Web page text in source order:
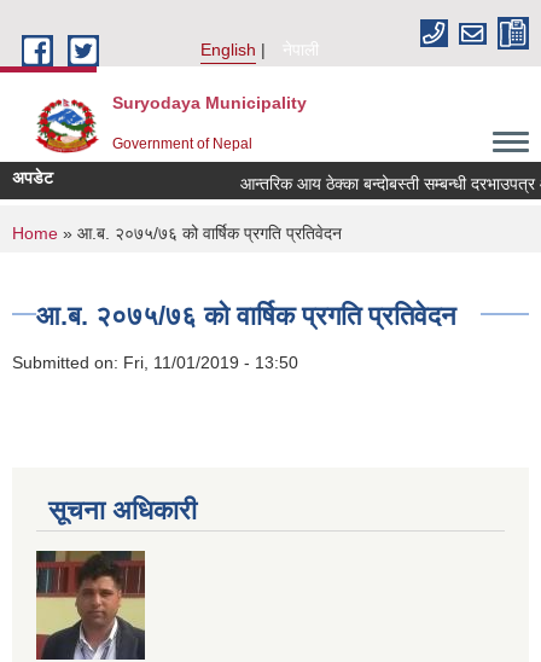
English
नेपाली
Suryodaya Municipality
Government of Nepal
अपडेट आन्तरिक आय ठेक्का बन्दोबस्ती सम्बन्धी
You are here
Home » आ.ब. २०७५/७६ को वार्षिक प्रगति प्रतिवेदन
आ.ब. २०७५/७६ को वार्षिक प्रगति प्रतिवेदन
Submitted on: Fri, 11/01/2019 - 13:50
सूचना अधिकारी